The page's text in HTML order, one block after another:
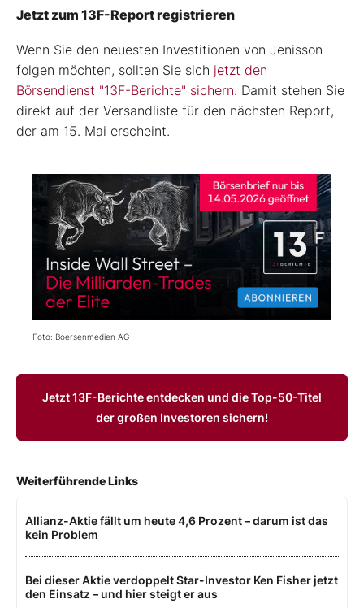
Jetzt zum 13F-Report registrieren
Wenn Sie den neuesten Investitionen von Jenisson
folgen möchten, sollten Sie sich jetzt den
Börsendienst "13F-Berichte" sichern. Damit stehen Sie
direkt auf der Versandliste für den nächsten Report,
der am 15. Mai erscheint.
Foto: Boersenmedien AG
Jetzt 13F-Berichte entdecken und die Top-50-Titel
der großen Investoren sichern!
Weiterführende Links
Allianz-Aktie fällt um heute 4,6 Prozent – darum ist das
kein Problem
Bei dieser Aktie verdoppelt Star-Investor Ken Fisher jetzt
den Einsatz – und hier steigt er aus